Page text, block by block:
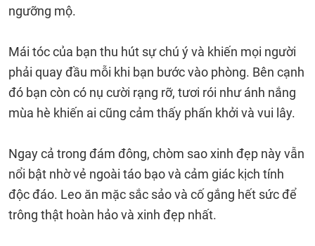
ngưỡng mộ.
Mái tóc của bạn thu hút sự chú ý và khiến mọi người
phải quay đầu mỗi khi bạn bước vào phòng. Bên cạnh
đó bạn còn có nụ cười rạng rỡ, tươi rói như ánh nắng
mùa hè khiến ai cũng cảm thấy phấn khởi và vui lây.
Ngay cả trong đám đông, chòm sao xinh đẹp này vẫn
nổi bật nhờ vẻ ngoài táo bạo và cảm giác kịch tính
độc đáo. Leo ăn mặc sắc sảo và cố gắng hết sức để
trông thật hoàn hảo và xinh đẹp nhất.